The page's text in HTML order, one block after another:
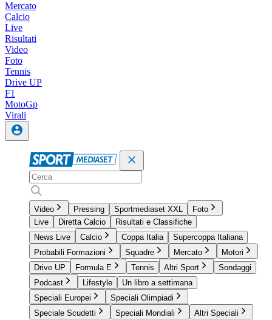
Mercato
Calcio
Live
Risultati
Video
Foto
Tennis
Drive UP
F1
MotoGp
Virali
Video Pressing Sportmediaset XXL
Foto
Live
Diretta Calcio
Risultati e Classifiche
News Live
Calcio Coppa Italia
Supercoppa Italiana
Probabili Formazioni
Squadre Mercato
Motori
Drive UP
Formula E Tennis Altri Sport
Sondaggi
Podcast
Lifestyle
Un libro a settimana
Speciali Europei
Speciali Olimpiadi
Speciale Scudetti
Speciali Mondiali Altri Speciali